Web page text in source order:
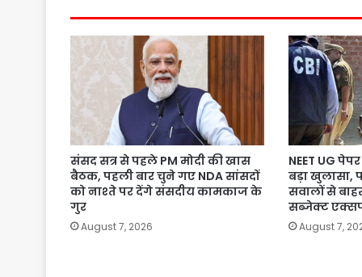
संसद सत्र से पहले PM मोदी की खास
बैठक, पहली बार चुने गए NDA सांसदों
को नाश्ते पर देंगे संसदीय कामकाज के
गुर
August 7, 2026
NEET UG
बड़ा खुलासा,
सवालों से
सब्जेक्ट
August 7,